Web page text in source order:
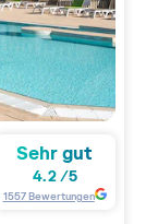
Sehr gut
4.2/5
1557Bewertungen